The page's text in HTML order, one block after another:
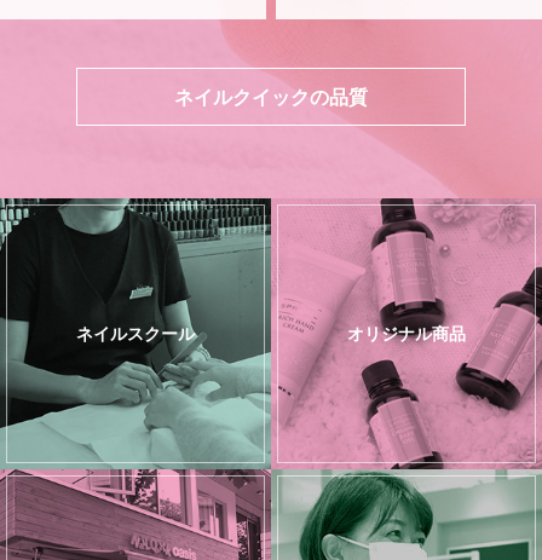
ネイルクイックの品質
ネイルスクール オリジナル商品